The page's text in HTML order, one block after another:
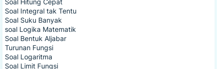
Soal Hitung Cepat
Soal Integral tak Tentu
Soal Suku Banyak
soal Logika Matematik
Soal Bentuk Aljabar
Turunan Fungsi
Soal Logaritma
Soal Limit Fungsi